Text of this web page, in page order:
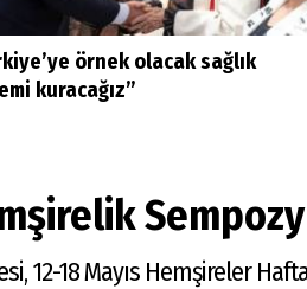
örnek olacak sağlık
kuracağız”
12-18 Mayıs Hemşireler